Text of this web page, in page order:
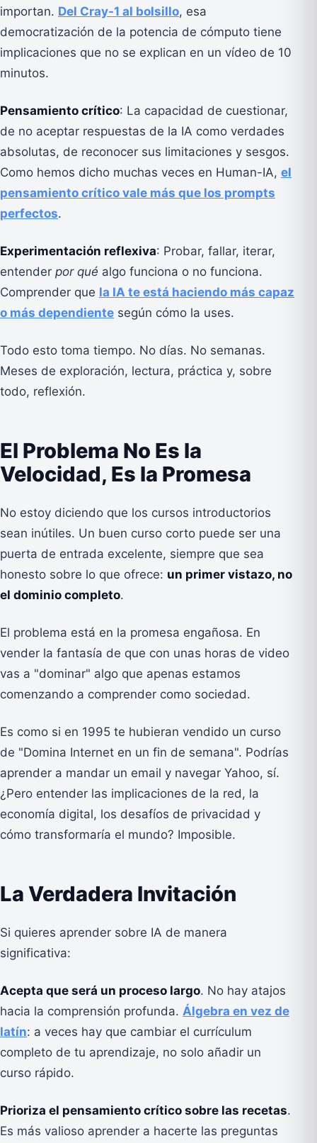
importan. Del Cray-1 al bolsillo, esa
democratización de la potencia de cómputo tiene
implicaciones que no se explican en un vídeo de 10
minutos.
Pensamiento crítico: La capacidad de cuestionar,
de no aceptar respuestas de la IA como verdades
absolutas, de reconocer sus limitaciones y sesgos.
Como hemos dicho muchas veces en Human-IA, el
pensamiento crítico vale más que los prompts
perfectos.
Experimentación reflexiva: Probar, fallar, iterar,
entender por qué algo funciona o no funciona.
Comprender que la IA te está haciendo más capaz
o más dependiente según cómo la uses.
Todo esto toma tiempo. No días. No semanas.
Meses de exploración, lectura, práctica y, sobre
todo, reflexión.
El Problema No Es la
Velocidad, Es la Promesa
No estoy diciendo que los cursos introductorios
sean inútiles. Un buen curso corto puede ser una
puerta de entrada excelente, siempre que sea
honesto sobre lo que ofrece: un primer vistazo, no
el dominio completo.
El problema está en la promesa engañosa. En
vender la fantasía de que con unas horas de video
vas a "dominar" algo que apenas estamos
comenzando a comprender como sociedad.
Es como si en 1995 te hubieran vendido un curso
de "Domina Internet en un fin de semana". Podrías
aprender a mandar un email y navegar Yahoo, sí.
¿Pero entender las implicaciones de la red, la
economía digital, los desafíos de privacidad y
cómo transformaría el mundo? Imposible.
La Verdadera Invitación
Si quieres aprender sobre IA de manera
significativa:
Acepta que será un proceso largo. No hay atajos
hacia la comprensión profunda. Álgebra en vez de
latín: a veces hay que cambiar el currículum
completo de tu aprendizaje, no solo añadir un
curso rápido.
Prioriza el pensamiento crítico sobre las recetas.
Es más valioso aprender a hacerte las preguntas